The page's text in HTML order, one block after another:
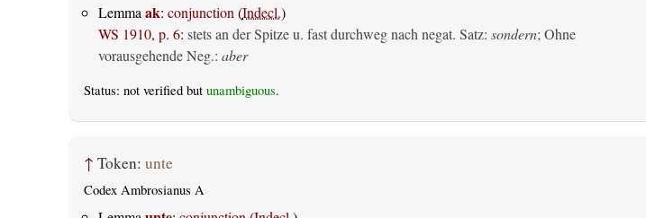
Lemma ak: conjunction (Indecl.)
WS 1910, p. 6: stets an der Spitze u. fast durchweg nach negat. Satz: sondern; Ohne
vorausgehende Neg.: aber
Status: not verified but unambiguous.
↑ Token: unte
Codex Ambrosianus A